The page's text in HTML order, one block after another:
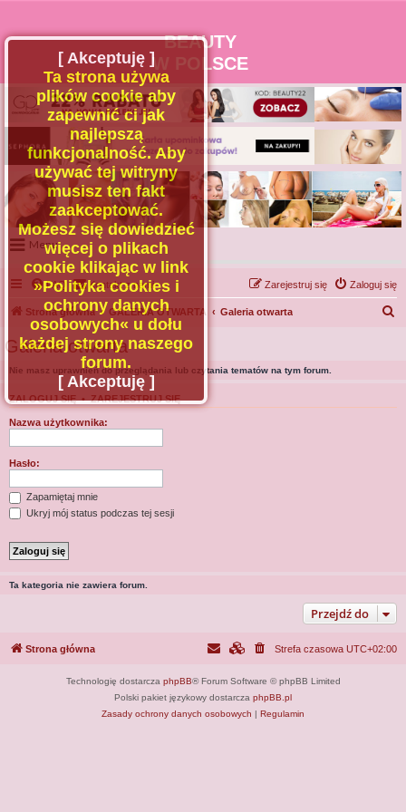
BEAUTY
W POLSCE
Menu
Portal
Facebook
Regulamin
Zapytaj administratora
Kontakt
FAQ Kontakt z nami Zaloguj się
Zarejestruj się
Strona główna GALERIA OTWARTA Galeria otwarta
Galeria otwarta
Nie masz uprawnień do przeglądania lub czytania tematów na tym forum.
ZALOGUJ SIĘ•ZAREJESTRUJ SIĘ
Nazwa użytkownika:
Hasło:
Zapamiętaj mnie
Ukryj mój status podczas tej sesji
Ta kategoria nie zawiera forum.
Przejdź do
[ Akceptuję ]
Ta strona używa
plików cookie aby
zapewnić ci jak
najlepszą
funkcjonalność. Aby
używać tej witryny
musisz ten fakt
zaakceptować.
Możesz się dowiedzieć
więcej o plikach
cookie klikając w link
»Polityka cookies i
ochrony danych
osobowych« u dołu
każdej strony naszego
forum.
[ Akceptuję ]
Strona główna Strefa czasowa UTC+02:00
Technologię dostarcza phpBB® Forum Software © phpBB Limited
Polski pakiet językowy dostarcza phpBB.pl
Zasady ochrony danych osobowych | Regulamin